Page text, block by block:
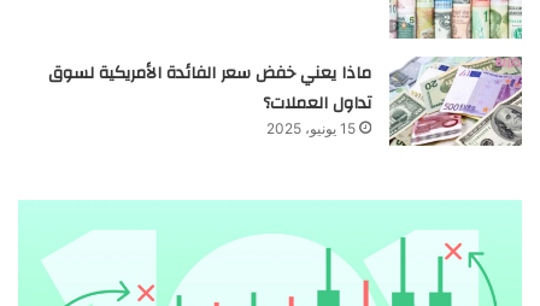
ماذا يعني خفض سعر الفائدة الأمريكية لسوق
تداول العملات؟
15 يونيو، 2025